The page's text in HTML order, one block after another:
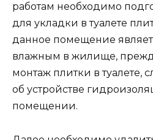
работам необходимо
для укладки в туалете
данное помещение
влажным в жилище,
монтаж плитки в туалете,
об устройстве
помещении.